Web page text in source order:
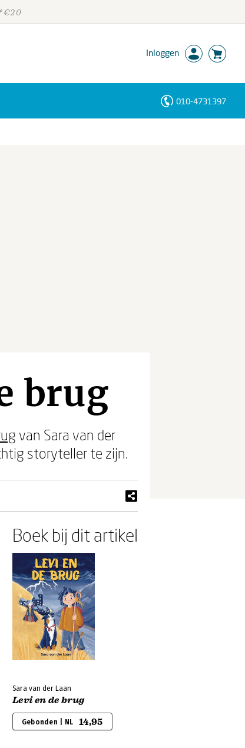
€20
Inloggen
010-4731397
brug
van Sara van der
storyteller te zijn.
Boek bij dit artikel
Sara van der Laan
Levi en de brug
Gebonden | NL 14,95